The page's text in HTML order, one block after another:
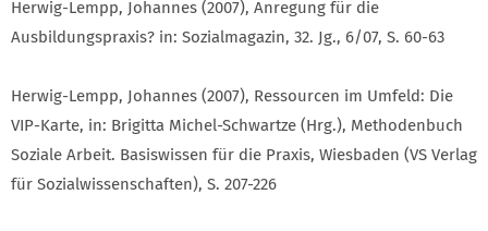
Herwig-Lempp, Johannes (2007), Anregung für die
Ausbildungspraxis? in: Sozialmagazin, 32. Jg., 6/07, S. 60-63
Herwig-Lempp, Johannes (2007), Ressourcen im Umfeld: Die
VIP-Karte, in: Brigitta Michel-Schwartze (Hrg.), Methodenbuch
Soziale Arbeit. Basiswissen für die Praxis, Wiesbaden (VS Verlag
für Sozialwissenschaften), S. 207-226